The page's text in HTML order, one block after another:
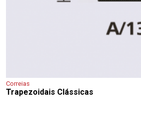
Correias
Trapezoidais Clássicas